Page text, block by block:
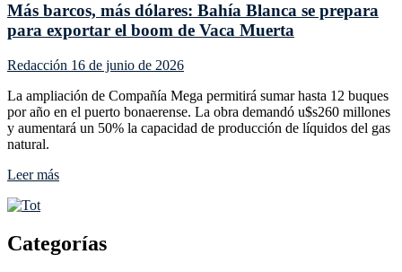
producir
vuelve
a
ser
mejor
negocio
que
prohibir
Más barcos, más dólares: Bahía Blanca se prepara
para exportar el boom de Vaca Muerta
Redacción 16 de junio de 2026
La ampliación de Compañía Mega permitirá sumar hasta 12 buques
por año en el puerto bonaerense. La obra demandó u$s260 millones
y aumentará un 50% la capacidad de producción de líquidos del gas
natural.
Leer másLeer
barcos,
más
Categorías